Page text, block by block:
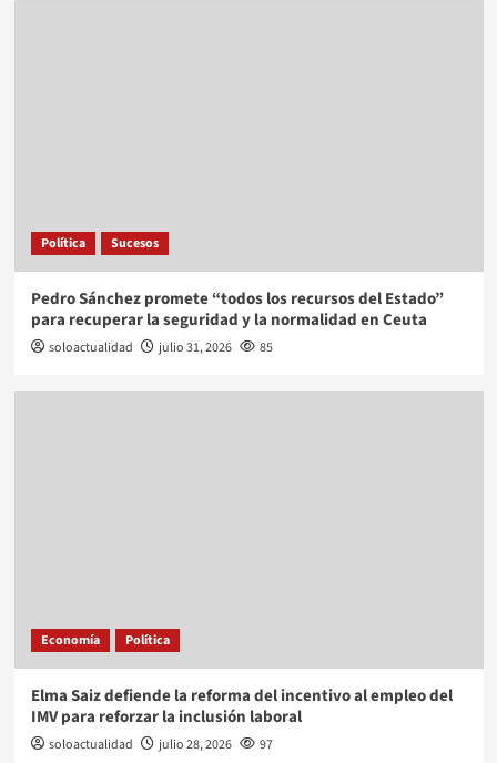
Política Sucesos
Pedro Sánchez promete “todos los recursos del Estado”
para recuperar la seguridad y la normalidad en Ceuta
soloactualidad julio 31, 2026 85
Economía Política
Elma Saiz defiende la reforma del incentivo al empleo del
IMV para reforzar la inclusión laboral
soloactualidad julio 28, 2026 97